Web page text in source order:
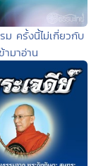
ม ครั้งนี้ไม่เกี่ยวกับ
ามาอ่าน